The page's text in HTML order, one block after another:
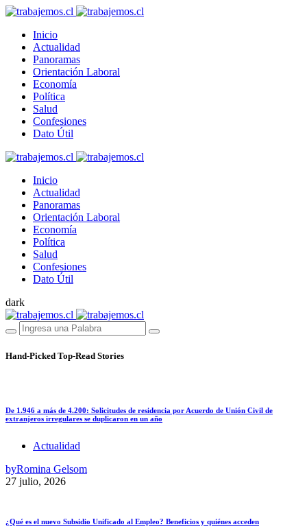
Inicio
Actualidad
Panoramas
Orientación Laboral
Economía
Política
Salud
Confesiones
Dato Útil
Inicio
Actualidad
Panoramas
Orientación Laboral
Economía
Política
Salud
Confesiones
Dato Útil
dark
Hand-Picked Top-Read Stories
De 1.946 a más de 4.200: Solicitudes de residencia por Acuerdo de Unión Civil de
extranjeros irregulares se duplicaron en un año
Actualidad
byRomina Gelsom
27 julio, 2026
¿Qué es el nuevo Subsidio Unificado al Empleo? Beneficios y quiénes acceden